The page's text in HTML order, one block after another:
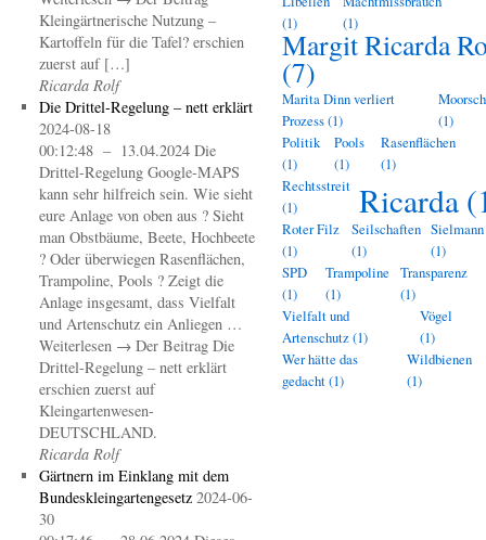
Kleingärtnerische Nutzung –
Kartoffeln für die Tafel? erschien
zuerst auf […]
Ricarda Rolf
Die Drittel-Regelung – nett erklärt
2024-08-18
00:12:48 – 13.04.2024 Die
Drittel-Regelung Google-MAPS
kann sehr hilfreich sein. Wie sieht
eure Anlage von oben aus ? Sieht
man Obstbäume, Beete, Hochbeete
? Oder überwiegen Rasenflächen,
Trampoline, Pools ? Zeigt die
Anlage insgesamt, dass Vielfalt
und Artenschutz ein Anliegen …
Weiterlesen → Der Beitrag Die
Drittel-Regelung – nett erklärt
erschien zuerst auf
Kleingartenwesen-
DEUTSCHLAND.
Ricarda Rolf
Gärtnern im Einklang mit dem
Bundeskleingartengesetz 2024-06-
30
(1)
(1)
Margit Ricarda
(7)
Marita Dinn verliert
Prozess(1)
(1)
Politik
(1)
Pools
(1)
Rasenflächen
(1)
Rechtsstreit
(1)
Ricarda
Roter Filz
(1)
Seilschaften
(1)
Sielmann
(1)
SPD
(1)
Trampoline
(1)
Transparenz
(1)
Vielfalt und
Artenschutz(1)
Vögel
(1)
Wer hätte das
gedacht(1)
Wildbienen
(1)